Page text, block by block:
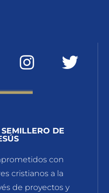
DE
con
cristianos a la
de proyectos y